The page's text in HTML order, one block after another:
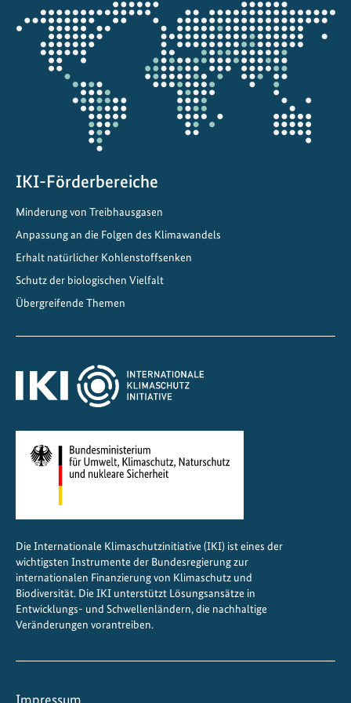
n
:
G
e
s
e
R
i
n
Öffnet
die
Projektkarte
IKI-Förderbereiche
Minderung von Treibhausgasen
Anpassung an die Folgen des Klimawandels
Erhalt natürlicher Kohlenstoffsenken
Schutz der biologischen Vielfalt
Übergreifende Themen
Die Internationale Klimaschutzinitiative (IKI) ist eines der
wichtigsten Instrumente der Bundesregierung zur
internationalen Finanzierung von Klimaschutz und
Biodiversität. Die IKI unterstützt Lösungsansätze in
Entwicklungs- und Schwellenländern, die nachhaltige
Veränderungen vorantreiben.
Impressum